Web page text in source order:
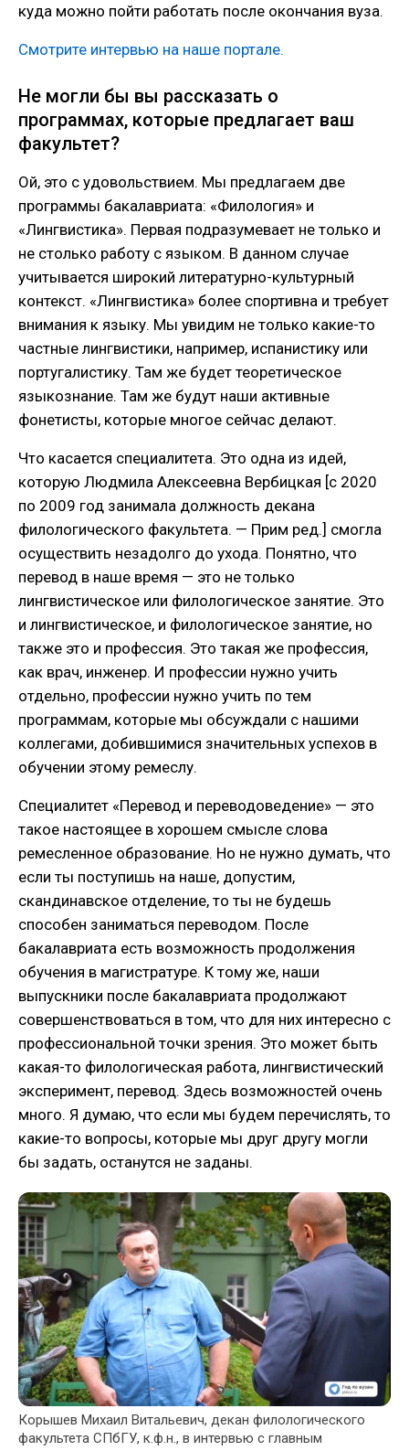
куда можно пойти работать после окончания вуза.
Смотрите интервью на наше портале.
Не могли бы вы рассказать о
программах, которые предлагает ваш
факультет?
Ой, это с удовольствием. Мы предлагаем две
программы бакалавриата: «Филология» и
«Лингвистика». Первая подразумевает не только и
не столько работу с языком. В данном случае
учитывается широкий литературно-культурный
контекст. «Лингвистика» более спортивна и требует
внимания к языку. Мы увидим не только какие-то
частные лингвистики, например, испанистику или
португалистику. Там же будет теоретическое
языкознание. Там же будут наши активные
фонетисты, которые многое сейчас делают.
Что касается специалитета. Это одна из идей,
которую Людмила Алексеевна Вербицкая [с 2020
по 2009 год занимала должность декана
филологического факультета. — Прим ред.] смогла
осуществить незадолго до ухода. Понятно, что
перевод в наше время — это не только
лингвистическое или филологическое занятие. Это
и лингвистическое, и филологическое занятие, но
также это и профессия. Это такая же профессия,
как врач, инженер. И профессии нужно учить
отдельно, профессии нужно учить по тем
программам, которые мы обсуждали с нашими
коллегами, добившимися значительных успехов в
обучении этому ремеслу.
Специалитет «Перевод и переводоведение» — это
такое настоящее в хорошем смысле слова
ремесленное образование. Но не нужно думать, что
если ты поступишь на наше, допустим,
скандинавское отделение, то ты не будешь
способен заниматься переводом. После
бакалавриата есть возможность продолжения
обучения в магистратуре. К тому же, наши
выпускники после бакалавриата продолжают
совершенствоваться в том, что для них интересно с
профессиональной точки зрения. Это может быть
какая-то филологическая работа, лингвистический
эксперимент, перевод. Здесь возможностей очень
много. Я думаю, что если мы будем перечислять, то
какие-то вопросы, которые мы друг другу могли
бы задать, останутся не заданы.
Корышев Михаил Витальевич, декан филологического
факультета СПбГУ, к.ф.н., в интервью с главным